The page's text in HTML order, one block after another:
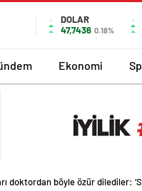
DOLAR
47,7436 0.18%
Ekonomi
doktordan böyle özür dilediler: